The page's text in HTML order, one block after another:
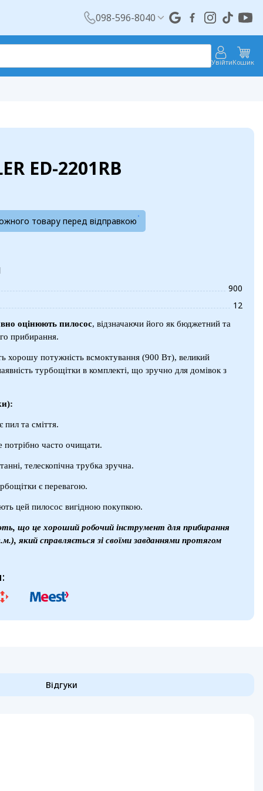
098-596-8040
УвійтиКошик
ED-2201RB
товару перед відправкою
900
12
оцінюють пилосос, відзначаючи його як бюджетний та
прибирання.
хорошу потужність всмоктування (900 Вт), великий
турбощітки в комплекті, що зручно для домівок з
пил та сміття.
потрібно часто очищати.
телескопічна трубка зручна.
є перевагою.
цей пилосос вигідною покупкою.
що це хороший робочий інструмент для прибирання
який справляється зі своїми завданнями протягом
Відгуки